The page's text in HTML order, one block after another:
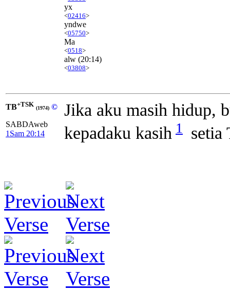
yx
<02416>
yndwe
<05750>
Ma
<0518>
alw (20:14)
<03808>
TB+TSK (1974) ©
SABDAweb
1Sam 20:14
Jika aku masih hidup,
kepadaku kasih 1 setia